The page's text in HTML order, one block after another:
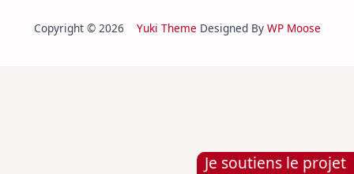
Je soutiens le projet
Copyright © 2026 Yuki Theme Designed By WP Moose